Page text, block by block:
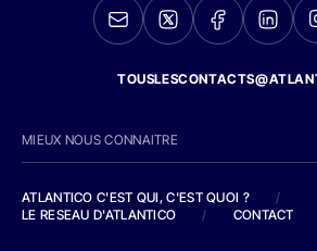
MIEUX NOUS CONNAITRE
ATLANTICO C'EST QUI, C'EST QUOI ?
/
LE RESEAU D'ATLANTICO
/ CONTACT